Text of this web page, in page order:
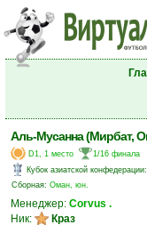
Аль-Мусанна (Мирбат,
D1, 1 место
1/16 финала
Кубок азиатской конфедерации:
Сборная: Оман, юн.
Менеджер: Corvus .
Ник:
Краз